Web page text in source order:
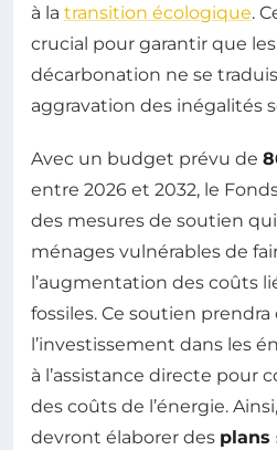
à la transition écologique.
crucial pour garantir que
décarbonation ne se
aggravation des inégalités
Avec un budget prévu de
entre 2026 et 2032, le
des mesures de soutien
ménages vulnérables de
l’augmentation des coûts
fossiles. Ce soutien
l’investissement dans les
à l’assistance directe pour
des coûts de l’énergie.
devront élaborer des plans